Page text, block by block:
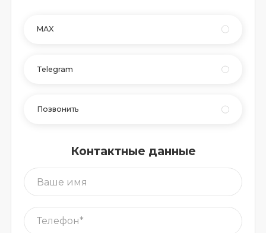
MAX
Telegram
Позвонить
Контактные данные